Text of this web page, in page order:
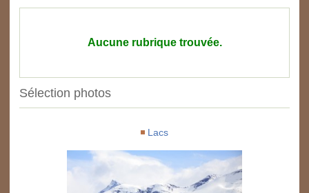
Aucune rubrique trouvée.
Sélection photos
Lacs